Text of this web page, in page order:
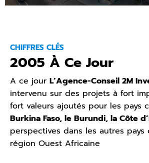
CHIFFRES CLÉS
2005 À Ce Jour
A ce jour L’Agence-Conseil 2M
intervenu sur des projets à fort
fort valeurs ajoutés pour les pays
Burkina Faso, le Burundi, la Côte
perspectives dans les autres pays
région Ouest Africaine